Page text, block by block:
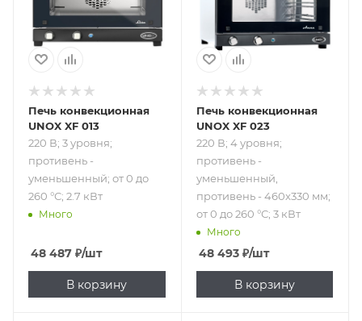
0 до 260 °С; 2.7
кВт
Печь конвекционная
UNOX XF 013
220 В; 3 уровня;
противень -
уменьшенный; от 0 до
260 °С; 2.7 кВт
Много
48 487 ₽/шт
В корзину
противень -
460x330 мм; от 0
до 260 °С; 3 кВт
Печь конвекционная
UNOX XF 023
220 В; 4 уровня;
противень -
уменьшенный,
противень - 460x330 мм;
от 0 до 260 °С; 3 кВт
Много
48 493₽/шт
В корзину